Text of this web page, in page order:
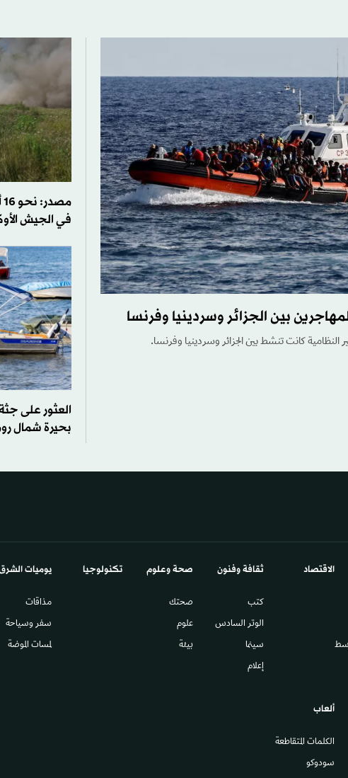
بين الجزائر وسردينيا وفرنسا
كانت تنشط بين الجزائر وسردينيا وفرنسا.
في الجيش
العثور على
بحيرة شمال
الاقتصاد ثقافة وفنون
كتب
الوتر السادس​
سينما
إعلام
صحة وعلوم
صحتك
علوم
بيئة
تكنولوجيا يوميات
مذاقات
سفر وسياحة
لمسات الموضة
ألعاب
الكلمات المتقاطعة
سودوكو